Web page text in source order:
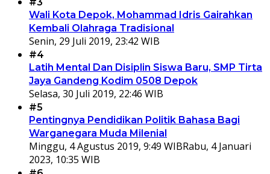
Wali Kota Depok, Mohammad Idris Gairahkan
Kembali Olahraga Tradisional
Senin, 29 Juli 2019, 23:42 WIB
#4
Latih Mental Dan Disiplin Siswa Baru, SMP Tirta
Jaya Gandeng Kodim 0508 Depok
Selasa, 30 Juli 2019, 22:46 WIB
#5
Pentingnya Pendidikan Politik Bahasa Bagi
Warganegara Muda Milenial
Minggu, 4 Agustus 2019, 9:49 WIBRabu, 4 Januari
2023, 10:35 WIB